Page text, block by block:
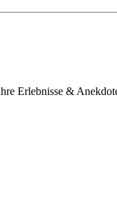
Erlebnisse &